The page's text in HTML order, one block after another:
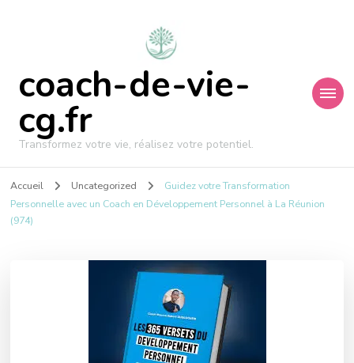
coach-de-vie-
cg.fr
Transformez votre vie, réalisez votre potentiel.
Accueil Uncategorized
Guidez votre Transformation
Personnelle avec un Coach en Développement Personnel à La Réunion
(974)